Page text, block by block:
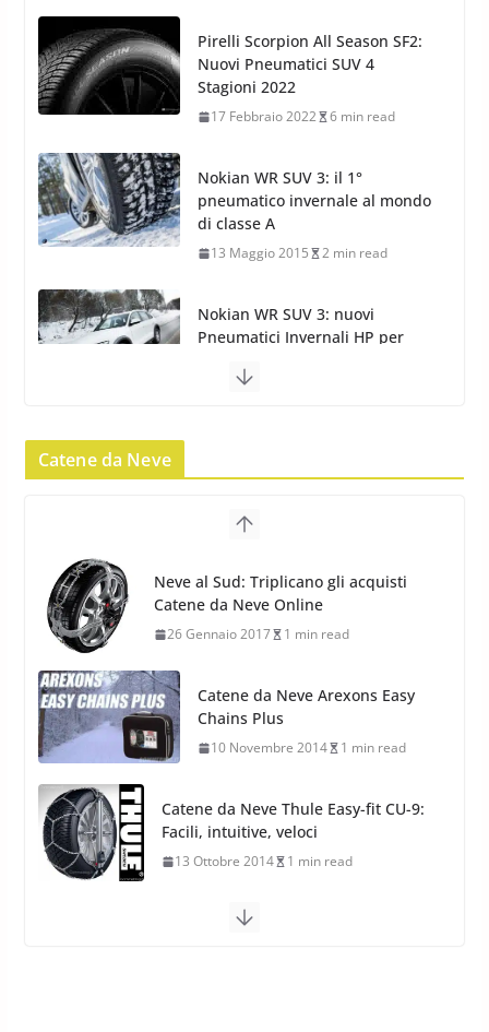
Pirelli Scorpion All Season SF2:
Nuovi Pneumatici SUV 4
Stagioni 2022
17 Febbraio 2022 6 min read
Nokian WR SUV 3: il 1°
pneumatico invernale al mondo
di classe A
13 Maggio 2015 2 min read
Nokian WR SUV 3: nuovi
Pneumatici Invernali HP per
23 Aprile 2013
Yokohama Geolandar G073: nuovi
22 Novembre 2012
Pirelli Scorpion Winter 2: Nuovi
Pneumatici Invernali SUV 2022
Catene da Neve
Neve al Sud: Triplicano gli acquisti
Catene da Neve Online
26 Gennaio 2017 1 min read
Catene da Neve Arexons Easy
Chains Plus
10 Novembre 2014 1 min read
Catene da Neve Thule Easy-fit CU-9:
Facili, intuitive, veloci
13 Ottobre 2014 1 min read
Calze da Neve Arexocks by